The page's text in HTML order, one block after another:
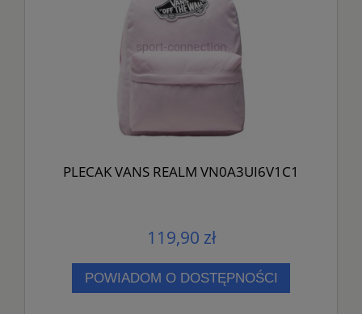
PLECAK VANS REALM VN0A3UI6V1C1
119,90 zł
POWIADOM O DOSTĘPNOŚCI